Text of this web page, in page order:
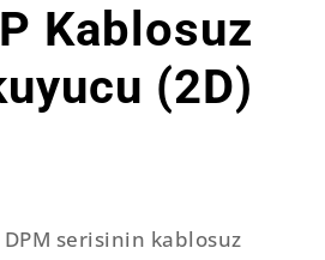
Kablosuz
(2D)
DPM serisinin kablosuz